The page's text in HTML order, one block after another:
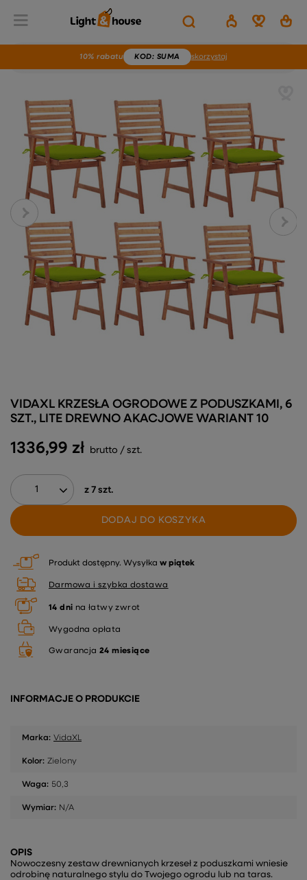
10% rabatu KOD: SUMA skorzystaj
1336,99 zł brutto / szt.
z 7 szt.
DODAJ DO KOSZYKA
VIDAXL KRZESŁA OGRODOWE Z PODUSZKAMI, 6
SZT., LITE DREWNO AKACJOWE WARIANT 10
Produkt dostępny Wysyłka w piątek
Darmowa i szybka dostawa
14 dni na łatwy zwrot
Wygodna opłata
Gwarancja 24 miesiące
INFORMACJE O PRODUKCIE
Marka: VidaXL
Kolor: Zielony
Waga: 50,3
Wymiar: N/A
OPIS
Nowoczesny zestaw drewnianych krzeseł z poduszkami wniesie
odrobinę naturalnego stylu do Twojego ogrodu lub na taras.